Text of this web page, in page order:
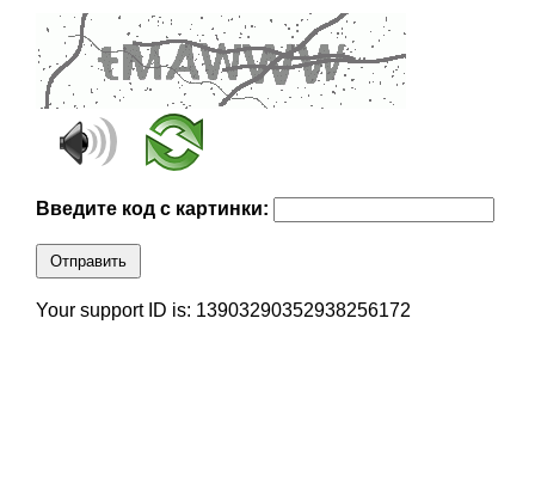
Введите код с картинки:
Отправить
Your support ID is: 13903290352938256172